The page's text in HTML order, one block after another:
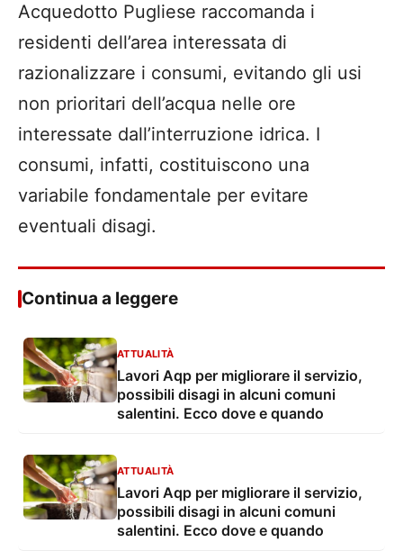
Acquedotto Pugliese raccomanda i
residenti dell’area interessata di
razionalizzare i consumi, evitando gli usi
non prioritari dell’acqua nelle ore
interessate dall’interruzione idrica. I
consumi, infatti, costituiscono una
variabile fondamentale per evitare
eventuali disagi.
Continua a leggere
ATTUALITÀ
Lavori Aqp per migliorare il servizio,
possibili disagi in alcuni comuni
salentini. Ecco dove e quando
ATTUALITÀ
Lavori Aqp per migliorare il servizio,
possibili disagi in alcuni comuni
salentini. Ecco dove e quando